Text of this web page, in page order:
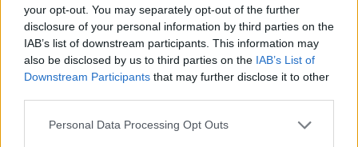
your opt-out. You may separately opt-out of the further
disclosure of your personal information by third parties on the
IAB’s list of downstream participants. This information may
also be disclosed by us to third parties on the IAB’s List of
Downstream Participants that may further disclose it to other
Please note that this website/app uses one or more Google
Personal Data Processing Opt Outs